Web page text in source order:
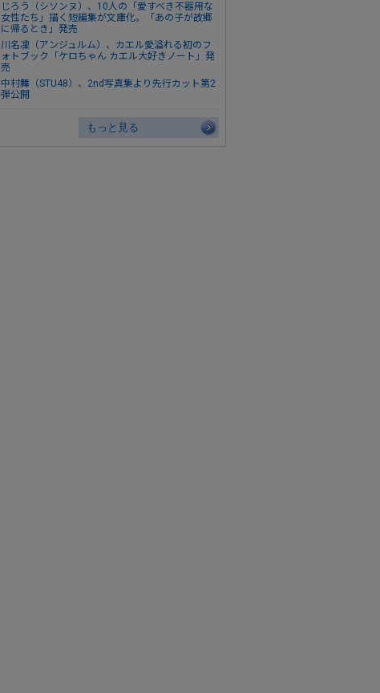
じろう（シソンヌ）、10人の「愛すべき不器用な
女性たち」描く短編集が文庫化。「あの子が故郷
に帰るとき」発売
川名凜（アンジュルム）、カエル愛溢れる初のフ
ォトブック「ケロちゃん カエル大好きノート」発
売
中村舞（STU48）、2nd写真集より先行カット第2
弾公開
もっと見る